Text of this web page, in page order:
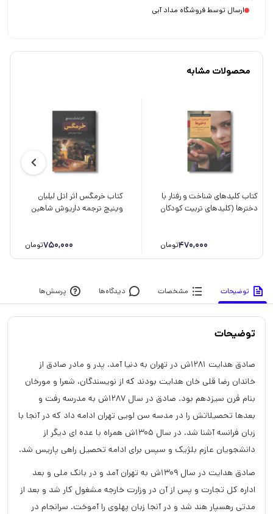
ارسال توسط فروشگاه مداد آبی
محصولات مشابه
کتاب کلیدهای شناخت و رفتار با
دخترها (کلیدهای تربیت کودکان
ترجمه اکرم کرمی نشر صابرین
470,000تومان
کتاب خرمگس اثر اتل لیلیان
وینیچ ترجمه داریوش شاهین
750,000تومان
توضیحات مشخصات دیدگاه‌ها پرسش‌ها
توضیحات
صادق هدایت 1281ش در تهران به دنیا آمد. پدر و مادر صادق از
خاندان رضا قلی خان هدایت بودند که از نویسندگان، شعرا و مورخان
بنام قرن سیزدهم بود. صادق در سال 1287ش به مدرسه رفت و
بعدها تحصیلاتش را در مدسه سن لویی تهران ادامه داد که در آنجا با
زبان فرانسه آشنا شد. در سال 1305ش همراه با عده ای دیگر از
دانشجویان عازم بلژیک و سپس برای ادامه تحصیل راهی پاریس شد.
صادق هدایت در سال 1309ش به تهران آمد و در بانک ملی و بعد
اداره کل تجارت و پس از آن در وزارت خارجه مشغول کار شد و بعد از
مدتی رهسپار هند شد و در آنجا زبان پهلوی را آموخت. سرانجام در